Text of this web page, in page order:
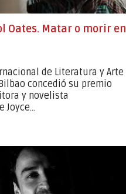
Oates. Matar o morir en
de Literatura y Arte
concedió su premio
y novelista
Joyce...